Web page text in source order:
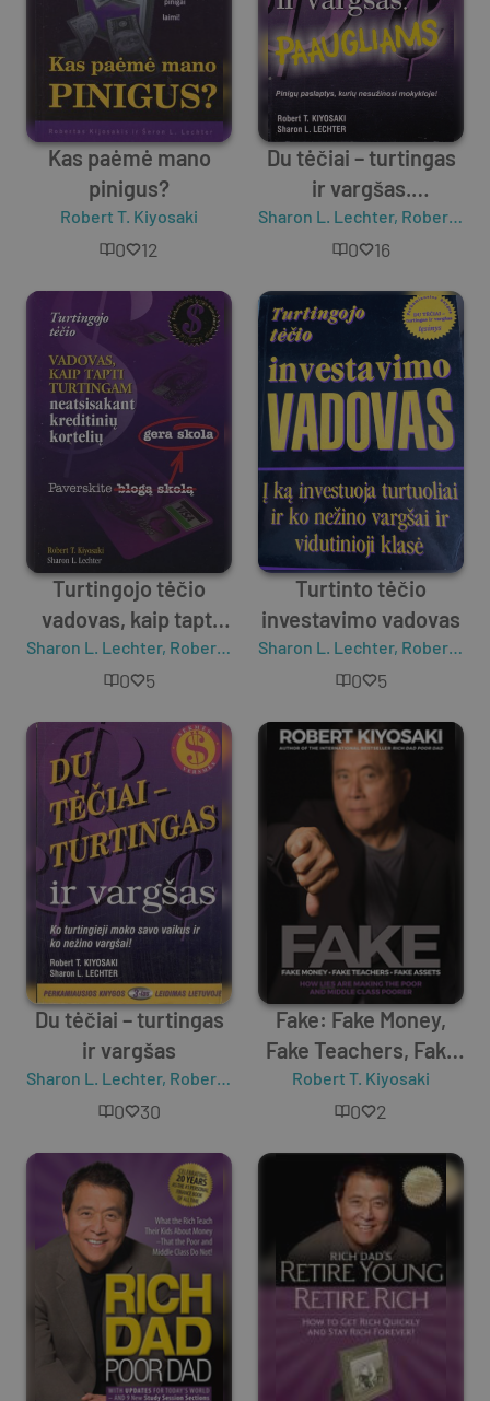
Kas paėmė mano
pinigus?
Robert T. Kiyosaki
0 12
Du tėčiai – turtingas
ir vargšas.
Paaugliams
Sharon L. Lechter, Robert T. Kiyosaki
0 16
Turtingojo tėčio
vadovas, kaip tapti
turtingam
neatsisakant
Sharon L. Lechter, Robert T. Kiyosaki
0 5
Turtinto tėčio
investavimo vadovas
Sharon L. Lechter, Robert T. Kiyosaki
0 5
Du tėčiai – turtingas
ir vargšas
Sharon L. Lechter, Robert T. Kiyosaki
0 30
Fake: Fake Money,
Fake Teachers, Fake
Assets
Robert T. Kiyosaki
0 2